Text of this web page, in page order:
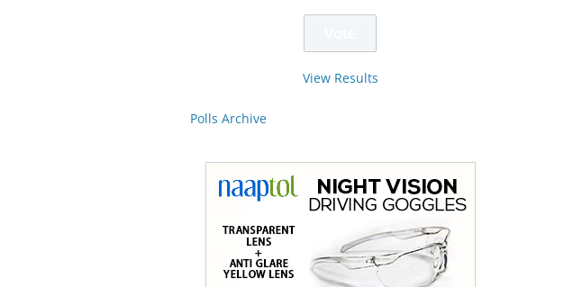
View Results
Polls Archive